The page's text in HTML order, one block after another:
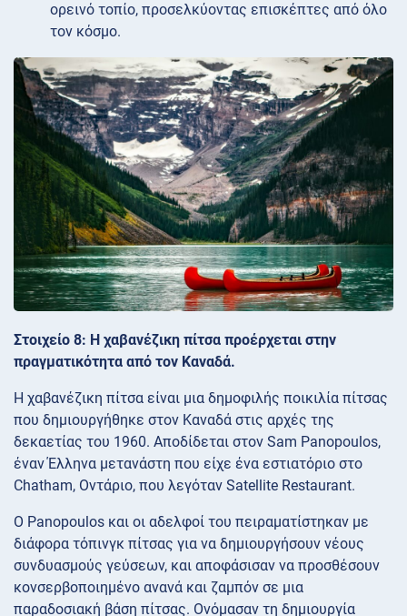
ορεινό τοπίο, προσελκύοντας επισκέπτες από όλο
τον κόσμο.
Στοιχείο 8: Η χαβανέζικη πίτσα προέρχεται στην
πραγματικότητα από τον Καναδά.
Η χαβανέζικη πίτσα είναι μια δημοφιλής ποικιλία πίτσας
που δημιουργήθηκε στον Καναδά στις αρχές της
δεκαετίας του 1960. Αποδίδεται στον Sam Panopoulos,
έναν Έλληνα μετανάστη που είχε ένα εστιατόριο στο
Chatham, Οντάριο, που λεγόταν Satellite Restaurant.
Ο Panopoulos και οι αδελφοί του πειραματίστηκαν με
διάφορα τόπινγκ πίτσας για να δημιουργήσουν νέους
συνδυασμούς γεύσεων, και αποφάσισαν να προσθέσουν
κονσερβοποιημένο ανανά και ζαμπόν σε μια
παραδοσιακή βάση πίτσας. Ονόμασαν τη δημιουργία